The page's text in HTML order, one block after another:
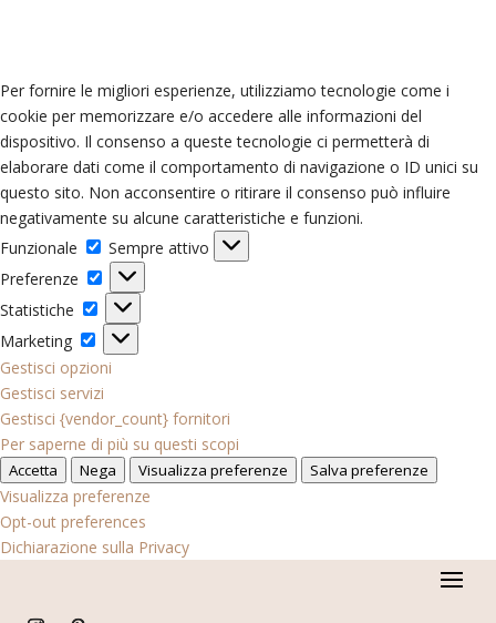
Per fornire le migliori esperienze, utilizziamo tecnologie come i
cookie per memorizzare e/o accedere alle informazioni del
dispositivo. Il consenso a queste tecnologie ci permetterà di
elaborare dati come il comportamento di navigazione o ID unici su
questo sito. Non acconsentire o ritirare il consenso può influire
negativamente su alcune caratteristiche e funzioni.
Funzionale
Funzionale
Sempre attivo
Preferenze
Preferenze
Statistiche
Statistiche
Marketing
Marketing
Gestisci opzioni
Gestisci servizi
Gestisci {vendor_count} fornitori
Per saperne di più su questi scopi
Accetta Nega Visualizza preferenze Salva preferenze
Visualizza preferenze
Opt-out preferences
Dichiarazione sulla Privacy